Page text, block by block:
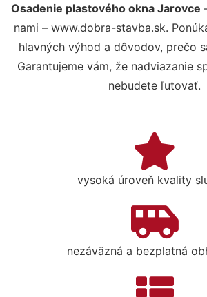
Osadenie plastového okna Jarovce
nami – www.dobra-stavba.sk.
hlavných výhod a dôvodov, prečo
Garantujeme vám, že nadviazanie
nebudete ľutovať.
vysoká úroveň kvality
nezáväzná a bezplatná